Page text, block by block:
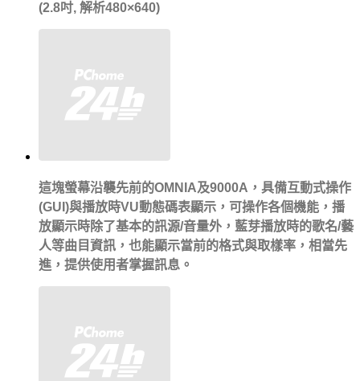
(2.8吋, 解析480×640)
這塊螢幕沿襲先前的OMNIA及9000A，具備互動式操作
(GUI)與播放時VU動態碼表顯示，可操作各個機能，播
放顯示時除了基本的訊源/音量外，藍芽播放時的歌名/藝
人等曲目資訊，也能顯示當前的格式與取樣率，相當先
進，提供使用者掌握訊息。